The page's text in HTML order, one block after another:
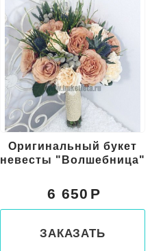
Оригинальный букет
невесты "Волшебница"
6 650
ЗАКАЗАТЬ